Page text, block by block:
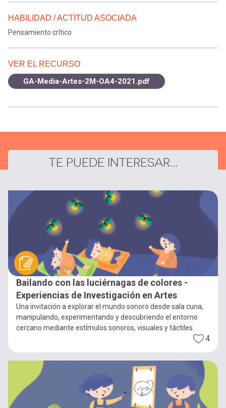
HABILIDAD / ACTITUD ASOCIADA
Pensamiento crítico
VER EL RECURSO
GA-Media-Artes-2M-OA4-2021.pdf
TE PUEDE INTERESAR...
Bailando con las luciérnagas de colores -
Experiencias de Investigación en Artes
Una invitación a explorar el mundo sonoro desde sala cuna,
manipulando, experimentando y descubriendo el entorno
cercano mediante estímulos sonoros, visuales y táctiles.
4